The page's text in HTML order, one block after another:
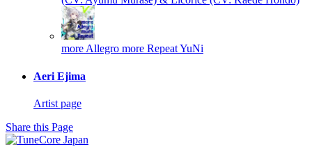
more Allegro more RepeatYuNi
Aeri Ejima
Artist page
Share this Page